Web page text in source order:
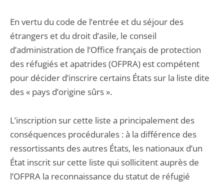
En vertu du code de l’entrée et du séjour des
étrangers et du droit d’asile, le conseil
d’administration de l’Office français de protection
des réfugiés et apatrides (OFPRA) est compétent
pour décider d’inscrire certains États sur la liste dite
des « pays d’origine sûrs ».
L’inscription sur cette liste a principalement des
conséquences procédurales : à la différence des
ressortissants des autres États, les nationaux d’un
État inscrit sur cette liste qui sollicitent auprès de
l’OFPRA la reconnaissance du statut de réfugié